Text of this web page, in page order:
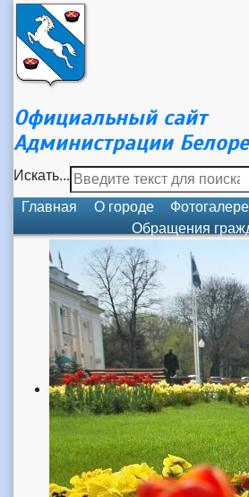
Официальный сайт
Администрации
Искать...
Главная
О городе
Обращения